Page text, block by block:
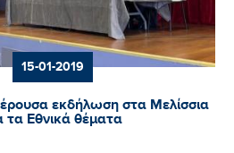
15-01-2019
εκδήλωση στα Μελίσσια
τα Εθνικά θέματα